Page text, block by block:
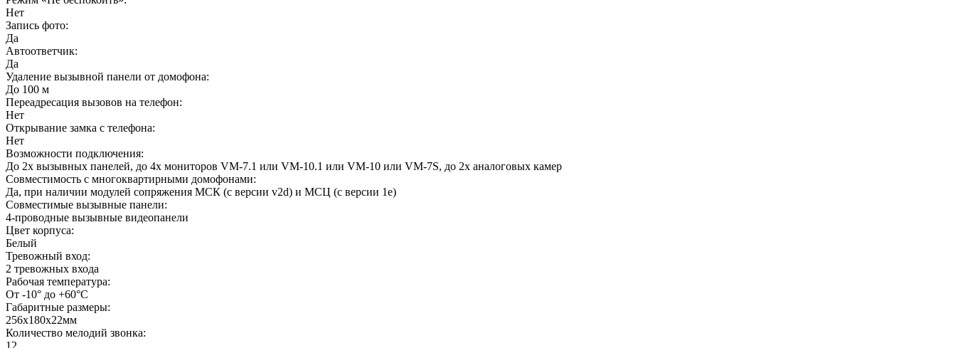
Нет
Запись фото:
Да
Автоответчик:
Да
Удаление вызывной панели от домофона:
До 100 м
Переадресация вызовов на телефон:
Нет
Открывание замка с телефона:
Нет
Возможности подключения:
До 2х вызывных панелей, до 4х мониторов VM-7.1 или VM-10.1 или VM-10 или VM-7S, до 2х аналоговых камер
Совместимость с многоквартирными домофонами:
Да, при наличии модулей сопряжения МСК (с версии v2d) и МСЦ (с версии 1e)
Совместимые вызывные панели:
4-проводные вызывные видеопанели
Цвет корпуса:
Белый
Тревожный вход:
2 тревожных входа
Рабочая температура:
От -10° до +60°С
Габаритные размеры:
256х180х22мм
Количество мелодий звонка:
12